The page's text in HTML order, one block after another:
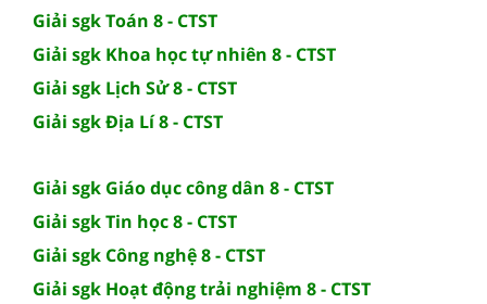
Giải sgk Toán 8 - CTST
Giải sgk Khoa học tự nhiên 8 - CTST
Giải sgk Lịch Sử 8 - CTST
Giải sgk Địa Lí 8 - CTST
Giải sgk Giáo dục công dân 8 - CTST
Giải sgk Tin học 8 - CTST
Giải sgk Công nghệ 8 - CTST
Giải sgk Hoạt động trải nghiệm 8 - CTST